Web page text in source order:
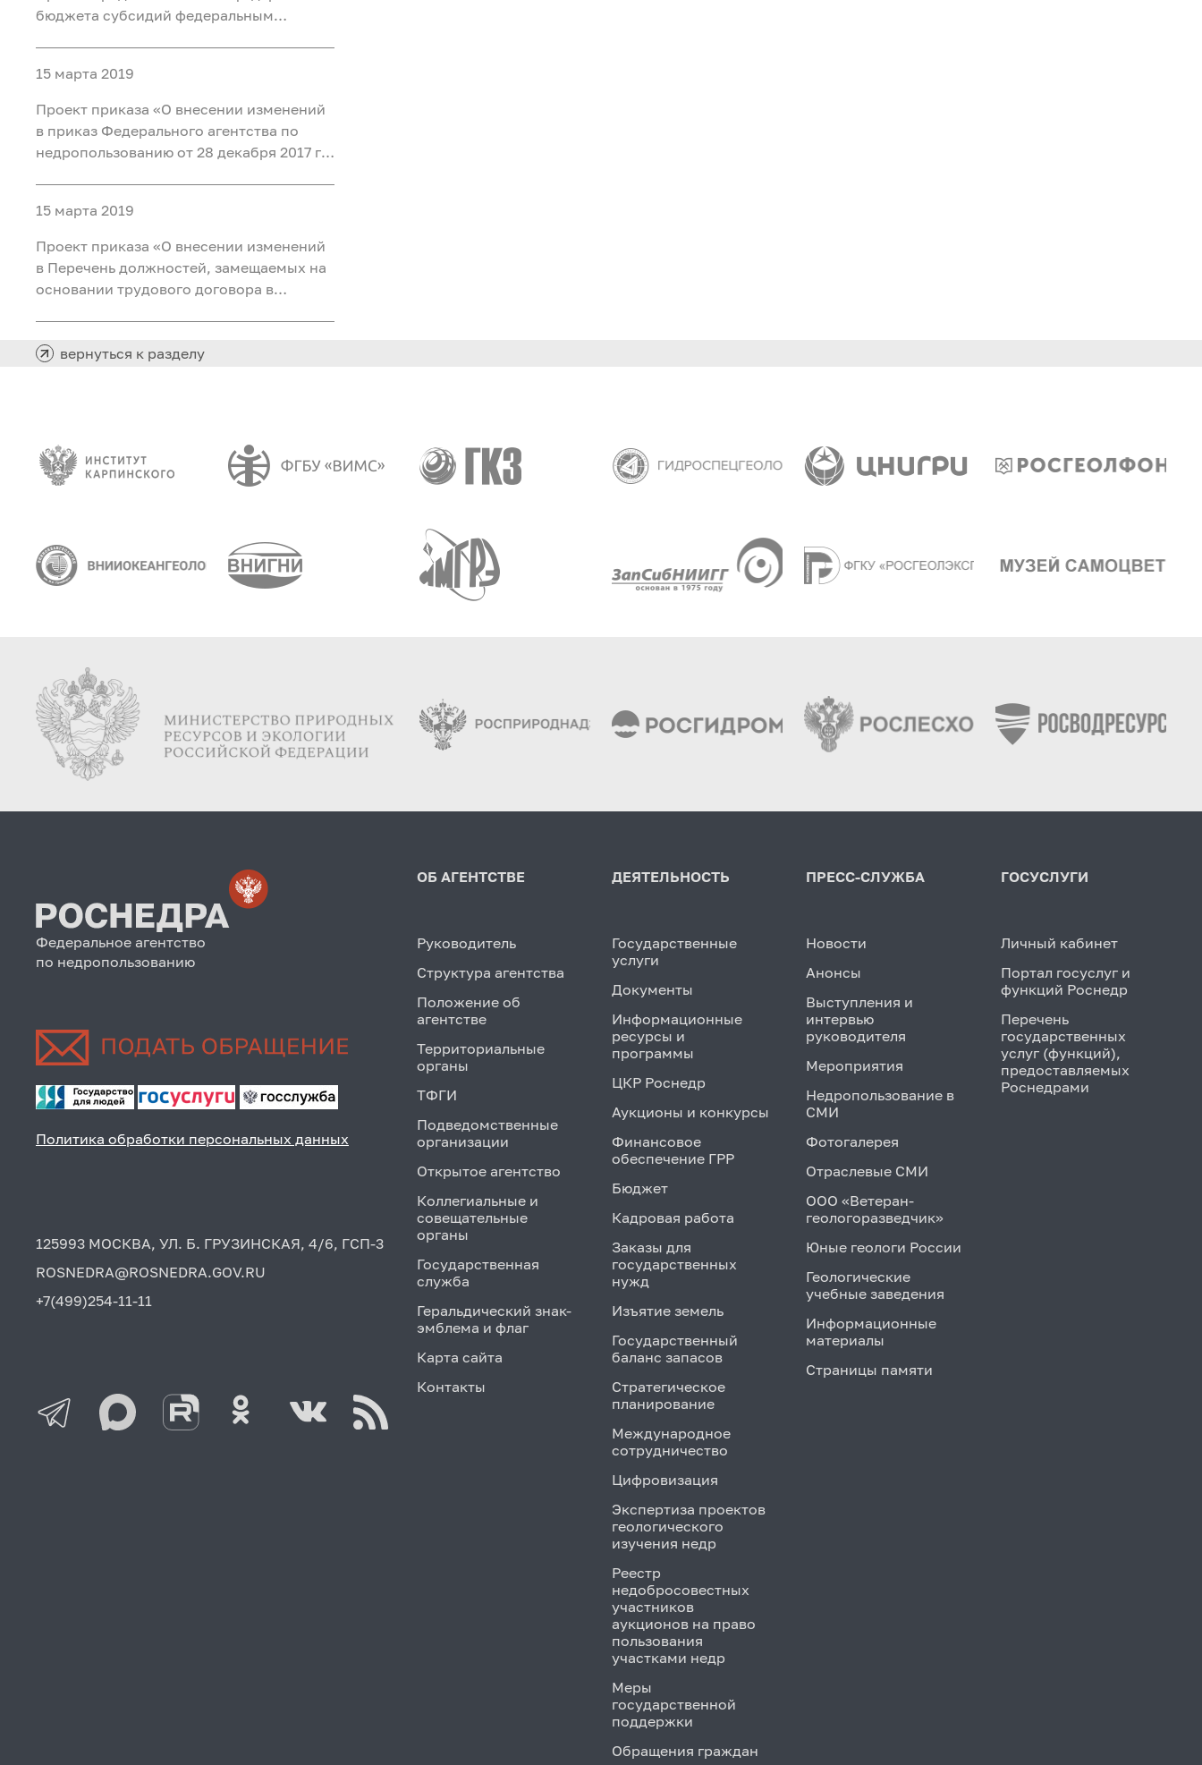
бюджета субсидий федеральным
Федеральное агентство по
недропользованию осуществляет
функции и полномочия учредителя, в
соответств
15 марта 2019
Проект приказа «О внесении изменений
в приказ Федерального агентства по
недропользованию от 28 декабря 2017 г.
федеральных государственных
бюджетных и автономных учреждений,
находящихс
15 марта 2019
Проект приказа «О внесении изменений
в Перечень должностей, замещаемых на
основании трудового договора в
Федеральным агентством по
вернуться к разделу
Федеральное агентство
по недропользованию
Политика обработки персональных данных
125993 МОСКВА, УЛ. Б. ГРУЗИНСКАЯ, 4/6, ГСП-3
ROSNEDRA@ROSNEDRA.GOV.RU
+7(499)254-11-11
ОБ АГЕНТСТВЕ
Руководитель
Структура агентства
Положение об
агентстве
Территориальные
органы
ТФГИ
Подведомственные
организации
Открытое агентство
Коллегиальные и
совещательные
органы
Государственная
служба
Геральдический знак-
эмблема и флаг
Карта сайта
Контакты
ДЕЯТЕЛЬНОСТЬ
Государственные
услуги
Документы
Информационные
ресурсы и
программы
ЦКР Роснедр
Аукционы и конкурсы
Финансовое
обеспечение ГРР
Бюджет
Кадровая работа
Заказы для
государственных
нужд
Изъятие земель
Государственный
баланс запасов
Стратегическое
планирование
Международное
сотрудничество
Цифровизация
Экспертиза проектов
геологического
изучения недр
Реестр
недобросовестных
участников
аукционов на право
пользования
участками недр
Меры
государственной
поддержки
Обращения граждан
ПРЕСС-СЛУЖБА
Новости
Анонсы
Выступления и
интервью
руководителя
Мероприятия
Недропользование в
СМИ
Фотогалерея
Отраслевые СМИ
ООО «Ветеран-
геологоразведчик»
Юные геологи России
Геологические
учебные заведения
Информационные
материалы
Страницы памяти
ГОСУСЛУГИ
Личный кабинет
Портал госуслуг и
функций Роснедр
Перечень
государственных
услуг (функций),
предоставляемых
Роснедрами